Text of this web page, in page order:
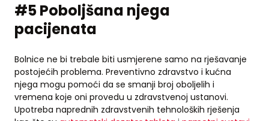
#5 Poboljšana njega
pacijenata
Bolnice ne bi trebale biti usmjerene samo na rješavanje
postojećih problema. Preventivno zdravstvo i kućna
njega mogu pomoći da se smanji broj oboljelih i
vremena koje oni provedu u zdravstvenoj ustanovi.
Upotreba naprednih zdravstvenih tehnoloških rješenja